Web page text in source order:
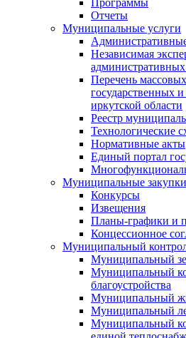
Программы
Отчеты
Муниципальные услуги
Независимая
административных
Перечень
государственных
иркутской области
Реестр
Технологические
Нормативные акты
Единый портал
Муниципальные
Конкурсы
Извещения
Планы-графики и
Концессионное
Муниципальный
Муниципальный
Муниципальный
благоустройства
Муниципальный
Муниципальный
Муниципальный